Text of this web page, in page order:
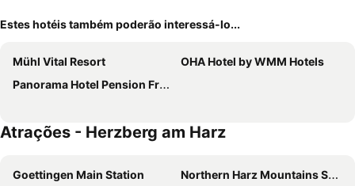
Estes hotéis também poderão interessá-lo...
Mühl Vital Resort
OHA Hotel by WMM Hotels
Panorama Hotel Pension Frohnau
Atrações - Herzberg am Harz
Goettingen Main Station
Northern Harz Mountains Snake Farm